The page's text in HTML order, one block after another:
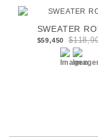
SWEATER
$59,450